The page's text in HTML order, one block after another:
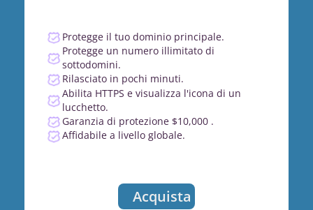
Protegge il tuo dominio principale.
Protegge un numero illimitato di
sottodomini.
Rilasciato in pochi minuti.
Abilita HTTPS e visualizza l'icona di un
lucchetto.
Garanzia di protezione $10,000 .
Affidabile a livello globale.
Acquista